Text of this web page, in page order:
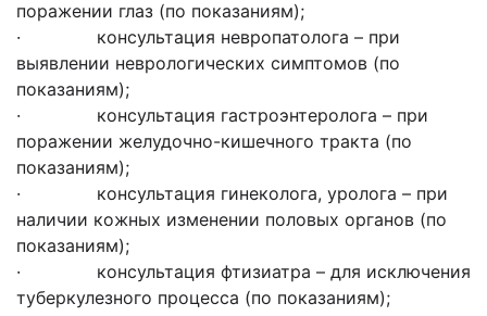
поражении глаз (по показаниям);
· консультация невропатолога – при
выявлении неврологических симптомов (по
показаниям);
· консультация гастроэнтеролога – при
поражении желудочно-кишечного тракта (по
показаниям);
· консультация гинеколога, уролога – при
наличии кожных изменении половых органов (по
показаниям);
· консультация фтизиатра – для исключения
туберкулезного процесса (по показаниям);